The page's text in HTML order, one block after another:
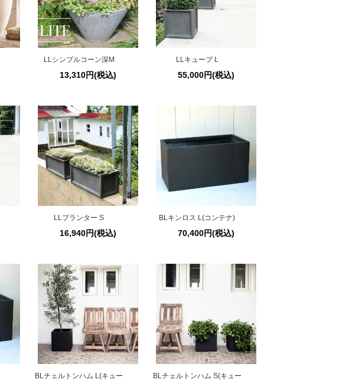
LLシンプルコーン深M
13,310円(税込)
LLキューブ L
55,000円(税込)
LLプランター S
16,940円(税込)
BLキンロス L(コンテナ)
70,400円(税込)
BLチェルトンハム L(キュー
BLチェルトンハム S(キュー